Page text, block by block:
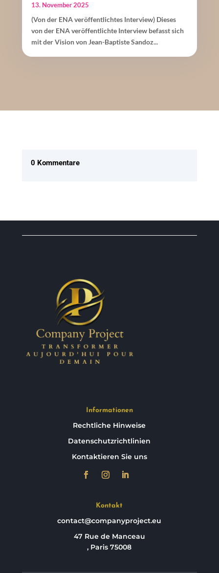
13. November 2025
(Von der ENA veröffentlichtes Interview) Dieses
von der ENA veröffentlichte Interview befasst sich
mit der Vision von Jean-Baptiste Sandoz...
0 Kommentare
Informationen
Rechtliche Hinweise
Datenschutzrichtlinien
Kontaktieren Sie uns
Kontakt
contact@companyproject.eu
47 Rue de Manceau
, Paris 75008